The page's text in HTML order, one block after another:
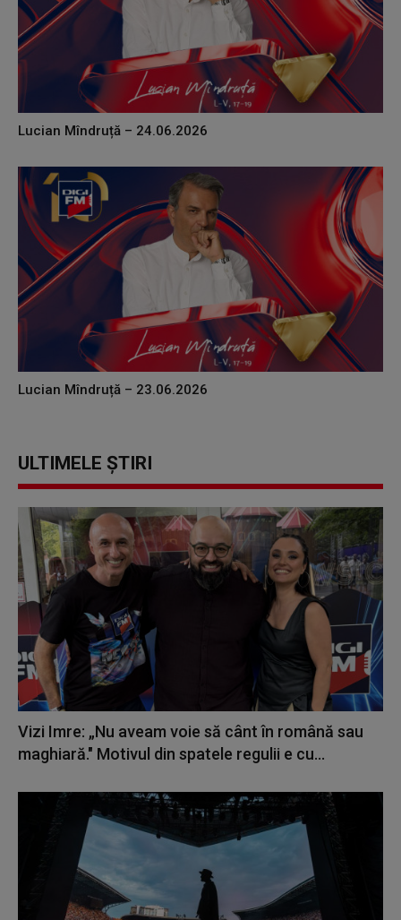
Lucian Mîndruță – 24.06.2026
Lucian Mîndruță – 23.06.2026
ULTIMELE ȘTIRI
Vizi Imre: „Nu aveam voie să cânt în română sau
maghiară." Motivul din spatele regulii e cu...